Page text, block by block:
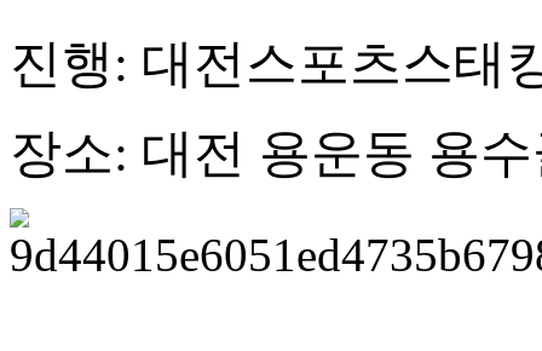
진행: 대전스포츠스태
장소: 대전 용운동 용